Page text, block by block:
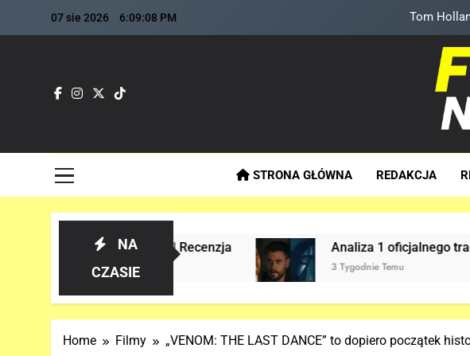
07 sie 2026 6:09:10 PM
Tom
Flash
Najszybsza Dawka Newsów
STRONA GŁÓWNA REDAKCJA
NA
CZASIE
historii! | Recenzja Analiza 1 oficjalnego trailera „AVENGERS:
3 Tygodnie Temu
Home Filmy „VENOM: THE LAST DANCE” to dopiero początek